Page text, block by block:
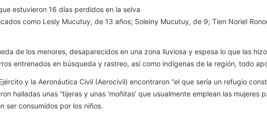
estuvieron 16 días perdidos en la selva
como Lesly Mucutuy, de 13 años; Soleiny Mucutuy, de 9; Tien Noriel
de los menores, desaparecidos en una zona lluviosa y espesa lo que las
entrenados en búsqueda y rastreo, así como indígenas de la región, todo
y la Aeronáutica Civil (Aerocivil) encontraron “el que sería un refugio
halladas unas “tijeras y unas ‘moñitas’ que usualmente emplean las
ser consumidos por los niños.